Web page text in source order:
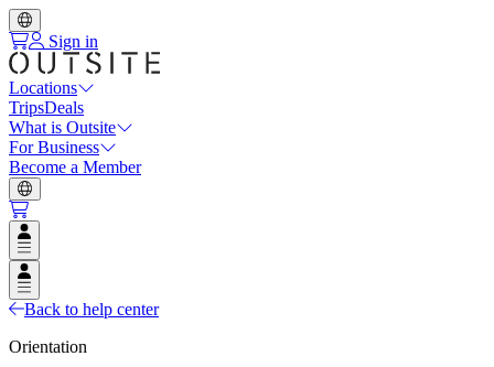
Sign in
Locations
TripsDeals
What is Outsite
For Business
Become a Member
Open user menu
Open user menu
Back to help center
Orientation